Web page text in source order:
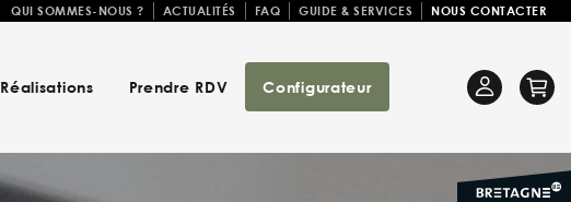
QUI SOMMES-NOUS ? ACTUALITÉS FAQ GUIDE & SERVICES NOUS CONTACTER
Réalisations Prendre RDV Configurateur